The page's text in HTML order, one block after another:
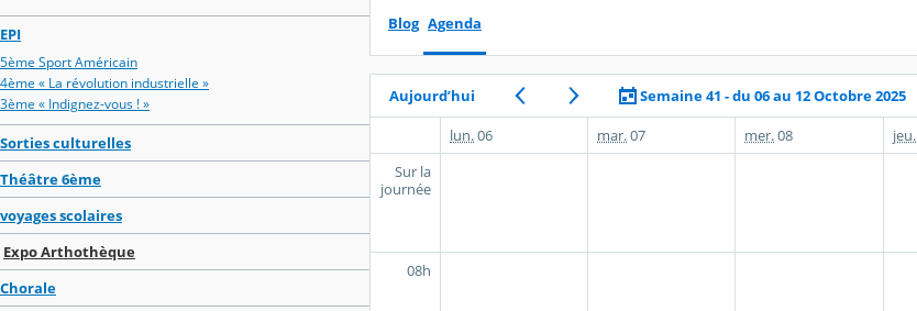
EPI
5ème Sport Américain
4ème « La révolution industrielle »
3ème « Indignez-vous ! »
Sorties culturelles
Théâtre 6ème
voyages scolaires
Expo Arthothèque
Chorale
Blog Agenda
Aujourd’hui Semaine 41 - du 06 au 12 Octobre 2025
lun.06 mar.07 mer.08 jeu.
Sur la
journée
08h